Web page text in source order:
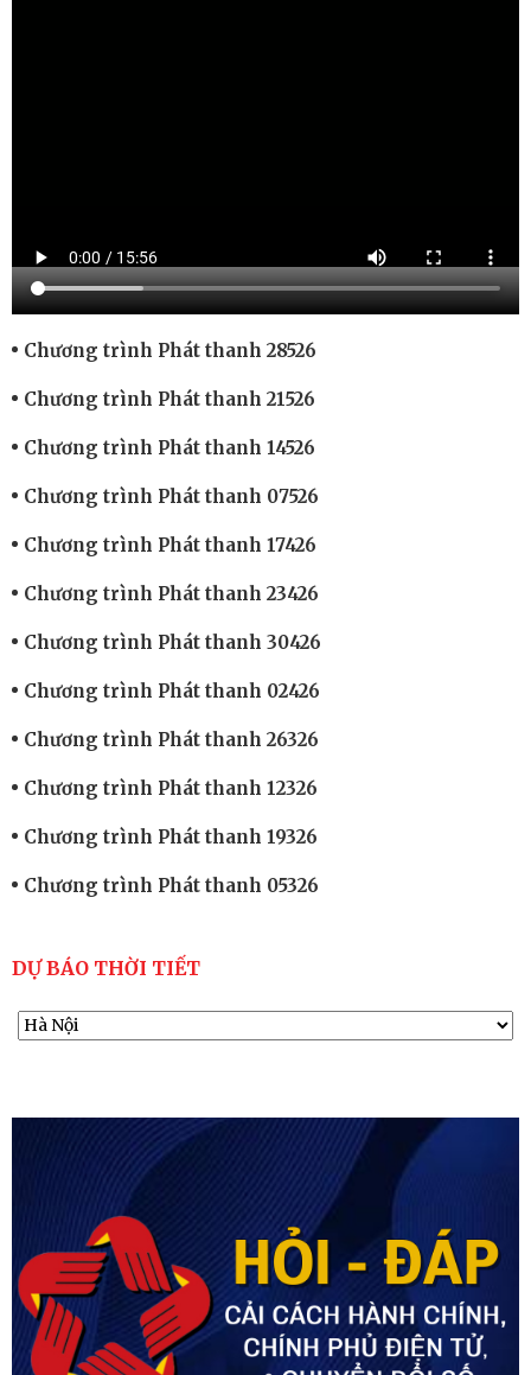
Chương trình Phát thanh 28526
Chương trình Phát thanh 21526
Chương trình Phát thanh 14526
Chương trình Phát thanh 07526
Chương trình Phát thanh 17426
Chương trình Phát thanh 23426
Chương trình Phát thanh 30426
Chương trình Phát thanh 02426
Chương trình Phát thanh 26326
Chương trình Phát thanh 12326
Chương trình Phát thanh 19326
Chương trình Phát thanh 05326
DỰ BÁO THỜI TIẾT